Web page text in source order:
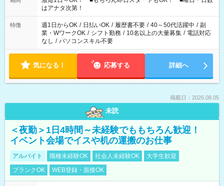
はアナタ次第！
特徴 週1日からOK / 日払いOK / 履歴書不要 / 40～50代活躍中 / 副
業・WワークOK / シフト勤務 / 10名以上の大量募集 / 電話対応
なし / パソコンスキル不要
気になる！ 応募する 詳細へ
掲載日：2026.08.05
未読
＜夜勤＞1日4時間～未経験でももちろん歓迎！
イベント会場でイスや机の運搬のお仕事
アルバイト 職種未経験OK 社会人未経験OK
大学生歓迎
ブランクOK
WEB登録・面接OK